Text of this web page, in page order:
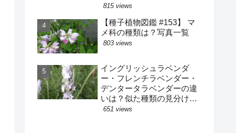
の過酷な生き様と共に中世
らしが分かる漫画です【史
実バレ注意】
815 views
【種子植物図鑑 #153】 マ
メ科の種類は？写真一覧
803 views
イングリッシュラベンダ
ー・フレンチラベンダー・
デンタータラベンダーの違
いは？似た種類の見分け方
を解説！精油の効果は？花
651 views